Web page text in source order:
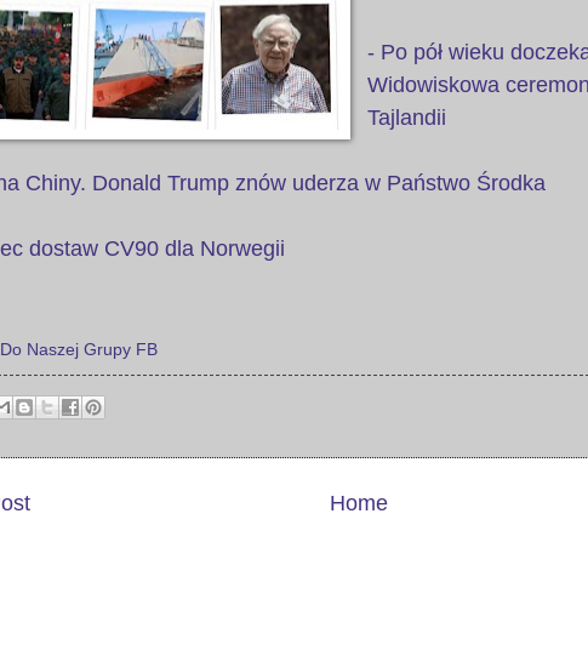
- Po pół wieku
Widowiskowa
Tajlandii
Chiny. Donald Trump znów uderza w Państwo Środka
dostaw CV90 dla Norwegii
Do Naszej Grupy FB
Home